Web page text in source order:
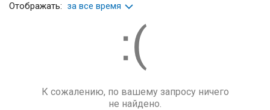
Отображать: за все время
К сожалению, по вашему запросу ничего
не найдено.